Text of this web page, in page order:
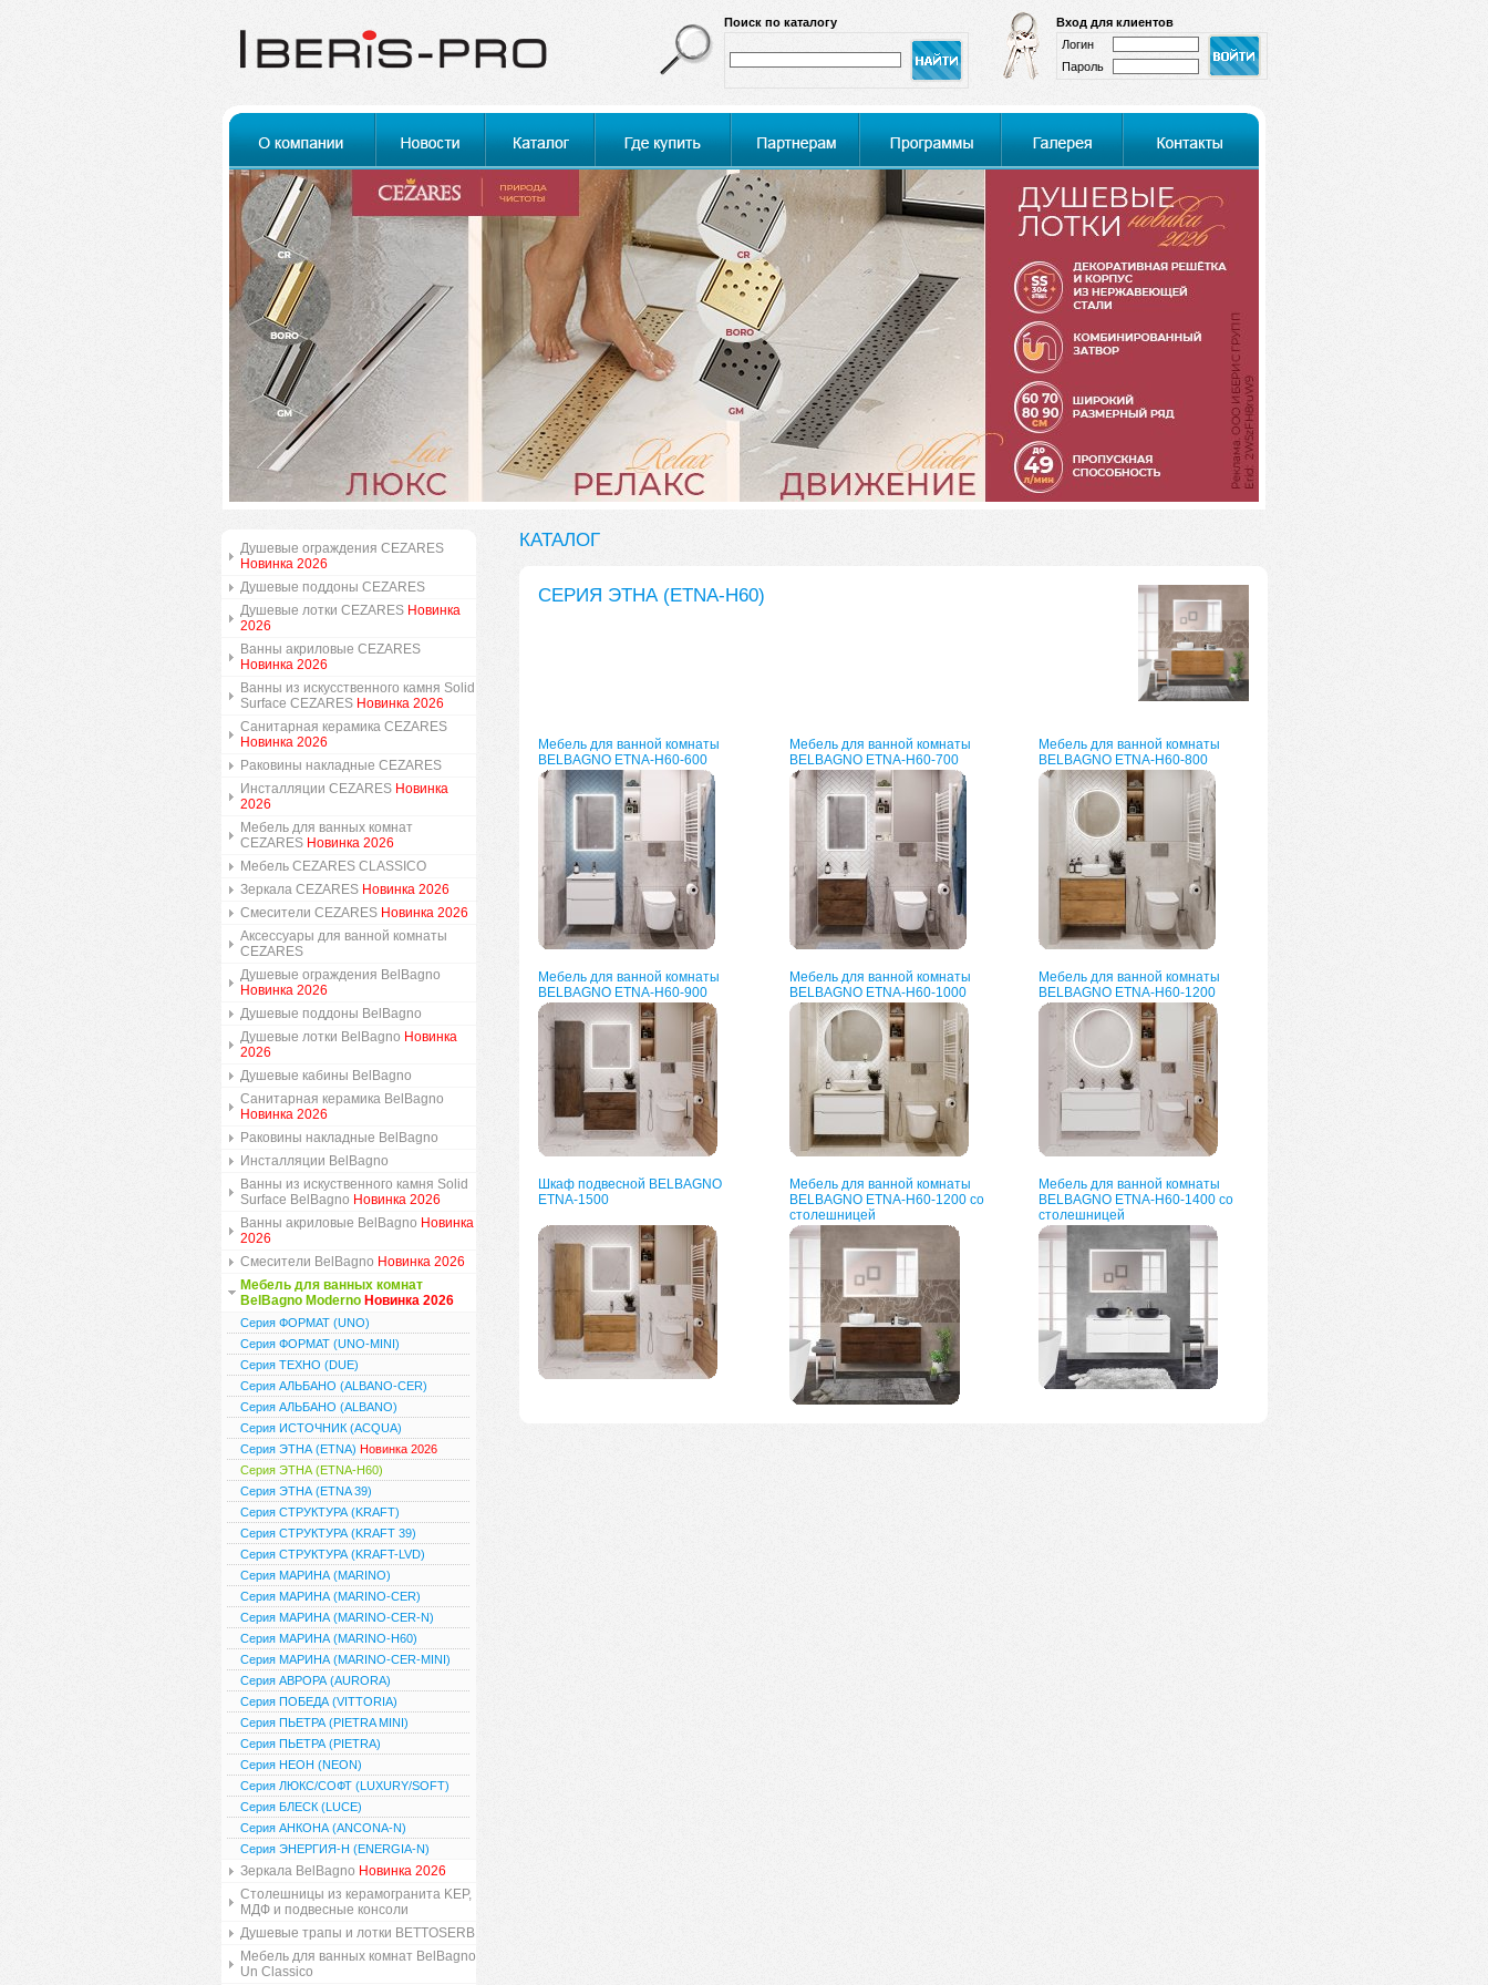
Вход для клиентов
Логин
Пароль
Поиск по каталогу
Душевые ограждения CEZARES
Новинка 2026
Душевые поддоны CEZARES
Душевые лотки CEZARES Новинка
2026
Ванны акриловые CEZARES
Новинка 2026
Ванны из искусственного камня Solid
Surface CEZARES Новинка 2026
Санитарная керамика CEZARES
Новинка 2026
Раковины накладные CEZARES
Инсталляции CEZARES Новинка
2026
Мебель для ванных комнат
CEZARES Новинка 2026
Мебель CEZARES CLASSICO
Зеркала CEZARES Новинка 2026
Смесители CEZARES Новинка 2026
Аксессуары для ванной комнаты
CEZARES
Душевые ограждения BelBagno
Новинка 2026
Душевые поддоны BelBagno
Душевые лотки BelBagno Новинка
2026
Душевые кабины BelBagno
Санитарная керамика BelBagno
Новинка 2026
Раковины накладные BelBagno
Инсталляции BelBagno
Ванны из искуственного камня Solid
Surface BelBagno Новинка 2026
Ванны акриловые BelBagno Новинка
2026
Смесители BelBagno Новинка 2026
Мебель для ванных комнат
BelBagno Moderno Новинка 2026
Серия ФОРМАТ (UNO)
Серия ФОРМАТ (UNO-MINI)
Серия ТЕХНО (DUE)
Серия АЛЬБАНО (ALBANO-CER)
Серия АЛЬБАНО (ALBANO)
Серия ИСТОЧНИК (ACQUA)
Серия ЭТНА (ETNA) Новинка 2026
Серия ЭТНА (ETNA-H60)
Серия ЭТНА (ETNA 39)
Серия СТРУКТУРА (KRAFT)
Серия СТРУКТУРА (KRAFT 39)
Серия СТРУКТУРА (KRAFT-LVD)
Серия МАРИНА (MARINO)
Серия МАРИНА (MARINO-CER)
Серия МАРИНА (MARINO-CER-N)
Серия МАРИНА (MARINO-H60)
Серия МАРИНА (MARINO-CER-MINI)
Серия АВРОРА (AURORA)
Серия ПОБЕДА (VITTORIA)
Серия ПЬЕТРА (PIETRA MINI)
Серия ПЬЕТРА (PIETRA)
Серия НЕОН (NEON)
Серия ЛЮКС/СОФТ (LUXURY/SOFT)
Серия БЛЕСК (LUCE)
Серия АНКОНА (ANCONA-N)
Серия ЭНЕРГИЯ-Н (ENERGIA-N)
Зеркала BelBagno Новинка 2026
Столешницы из керамогранита KEP,
МДФ и подвесные консоли
Душевые трапы и лотки BETTOSERB
Мебель для ванных комнат BelBagno
Un Classico
КАТАЛОГ
СЕРИЯ ЭТНА (ETNA-H60)
Мебель для ванной комнаты
BELBAGNO ETNA-H60-600
Мебель для ванной комнаты
BELBAGNO ETNA-H60-700
Мебель для ванной комнаты
BELBAGNO ETNA-H60-800
Мебель для ванной комнаты
BELBAGNO ETNA-H60-900
Мебель для ванной комнаты
BELBAGNO ETNA-H60-1000
Мебель для ванной комнаты
BELBAGNO ETNA-H60-1200
Шкаф подвесной BELBAGNO
ETNA-1500
Мебель для ванной комнаты
BELBAGNO ETNA-H60-1200 со
столешницей
Мебель для ванной комнаты
BELBAGNO ETNA-H60-1400 со
столешницей